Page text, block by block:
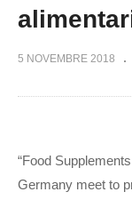
5 NOVEMBRE 2018
“Food
Germany meet to